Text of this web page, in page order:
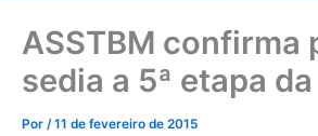
ASSTBM confirma
sedia a 5ª etapa da
Por /11 de fevereiro de 2015